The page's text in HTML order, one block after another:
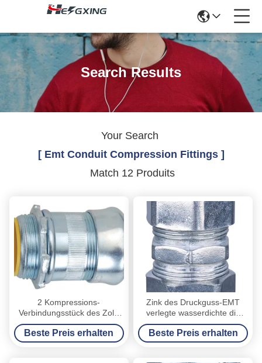
Search Results
Your Search
[ Emt Conduit Compression Fittings ]
Match 12 Produits
2 Kompressions-
Verbindungsstück des Zoll-
EMT, EMT-Rohr-
Klemmringverschraubung
Isolierart
Beste Preis erhalten
Zink des Druckguss-EMT
verlegte wasserdichte die
Koppelung Rohr-der Zusatz-
EMT
Beste Preis erhalten